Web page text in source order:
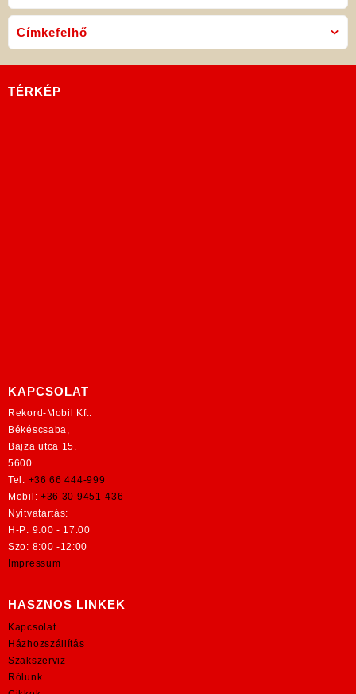
Címkefelhő
TÉRKÉP
KAPCSOLAT
Rekord-Mobil Kft.
Békéscsaba,
Bajza utca 15.
5600
Tel: +36 66 444-999
Mobil: +36 30 9451-436
Nyitvatartás:
H-P: 9:00 - 17:00
Szo: 8:00 -12:00
Impressum
HASZNOS LINKEK
Kapcsolat
Házhozszállítás
Szakszerviz
Rólunk